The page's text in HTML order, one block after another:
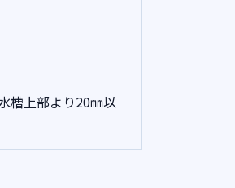
槽上部より20㎜以